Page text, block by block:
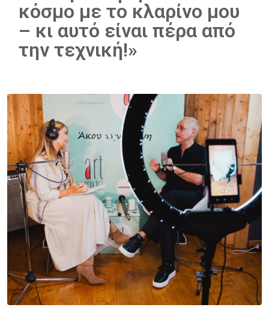
κόσμο με το κλαρίνο μου
– κι αυτό είναι πέρα από
την τεχνική!»